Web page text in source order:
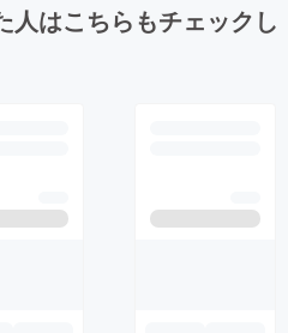
人はこちらもチェックし